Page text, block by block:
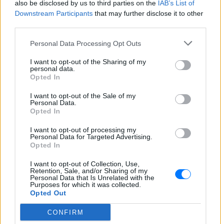
also be disclosed by us to third parties on the IAB’s List of
Downstream Participants that may further disclose it to other
Personal Data Processing Opt Outs
I want to opt-out of the Sharing of my
personal data.
Opted In
I want to opt-out of the Sale of my
Personal Data.
Opted In
I want to opt-out of processing my
Personal Data for Targeted Advertising.
Opted In
I want to opt-out of Collection, Use,
Retention, Sale, and/or Sharing of my
Personal Data that Is Unrelated with the
Purposes for which it was collected.
Opted Out
CONFIRM
Charlize Theron: Η «Καλυψώ»
κλείνει τα 51 ‑ H ζωή και ο
ρόλος που άλλαξε τα πάντα για
εκείνη
ΣΉΜΕΡΑ
51 χρόνια ζωής και μια καριέρα χωρίς
πρέπει να κάνετε αν τον δείτε ‑
Οι συμβουλές της Μαρίνας
ΣΉΜΕΡΑ
Η Μαρίνα Βερνίκου εξηγεί τι οφείλουν να
κάνουν οι λουόμενοι αν έρθουν
παραλίες